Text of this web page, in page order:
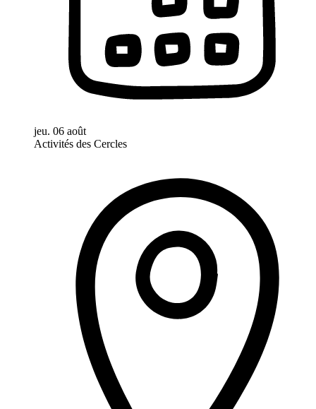
jeu. 06 août
Activités des Cercles